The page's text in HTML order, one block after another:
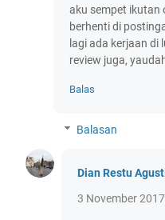
aku sempet ikutan
berhenti di
lagi ada kerjaan di
review juga,
Balas
Balasan
Dian Restu
3 November